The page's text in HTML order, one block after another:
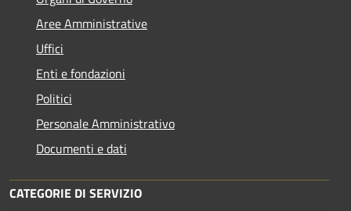
Aree Amministrative
Uffici
Enti e fondazioni
Politici
Personale Amministrativo
Documenti e dati
CATEGORIE DI SERVIZIO